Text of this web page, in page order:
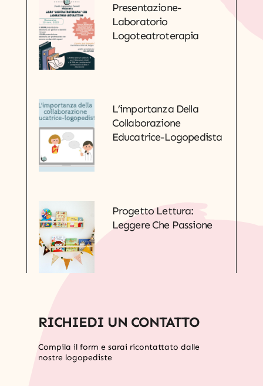
Presentazione-
Laboratorio
Logoteatroterapia
L’importanza Della
Collaborazione
Educatrice-Logopedista
Progetto Lettura:
Leggere Che Passione
RICHIEDI UN CONTATTO
Compila il form e sarai ricontattato dalle
nostre logopediste